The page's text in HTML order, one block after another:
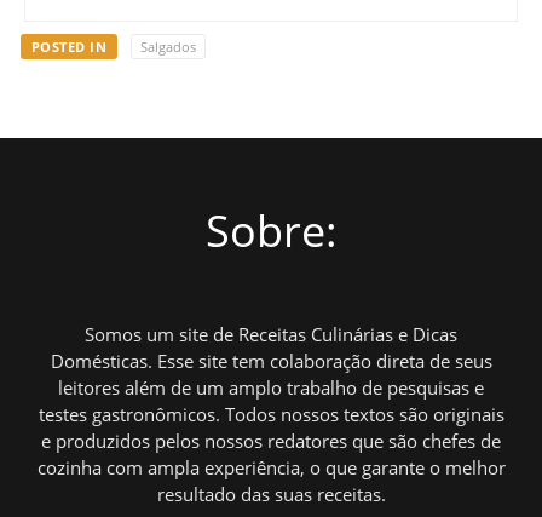
POSTED IN Salgados
Sobre:
Somos um site de Receitas Culinárias e Dicas
Domésticas. Esse site tem colaboração direta de seus
leitores além de um amplo trabalho de pesquisas e
testes gastronômicos. Todos nossos textos são originais
e produzidos pelos nossos redatores que são chefes de
cozinha com ampla experiência, o que garante o melhor
resultado das suas receitas.